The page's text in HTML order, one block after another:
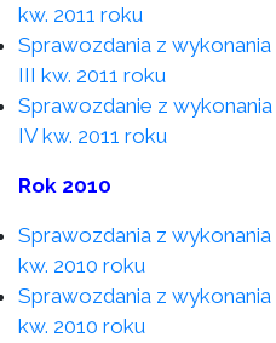
kw. 2011 roku
Sprawozdania z
III kw. 2011 roku
Sprawozdanie z
IV kw. 2011 roku
Rok 2010
Sprawozdania z
kw. 2010 roku
Sprawozdania z
kw. 2010 roku